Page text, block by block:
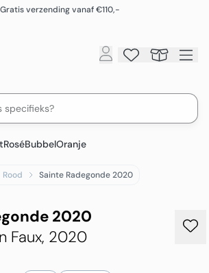
Gratis verzending vanaf €110,-
RoséBubbelOranje
Rood Sainte Radegonde 2020
2020
Faux, 2020